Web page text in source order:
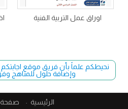
اوراق عمل التربية الفنية
نحيطكم علماً بأن فريق موقع اجابتكم
وإضافة حلول للمناهج وفق
الرئيسية صفحة